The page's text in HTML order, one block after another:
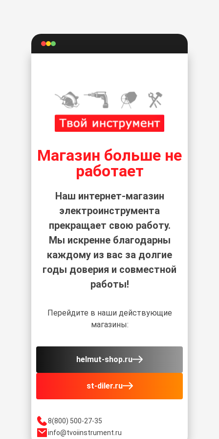
8(800) 500-27-35
info@tvoiinstrument.ru
Магазин больше не
работает
Наш интернет-магазин
электроинструмента
прекращает свою работу.
Мы искренне благодарны
каждому из вас за долгие
годы доверия и совместной
работы!
Перейдите в наши действующие
магазины:
helmut-shop.ru
st-diler.ru